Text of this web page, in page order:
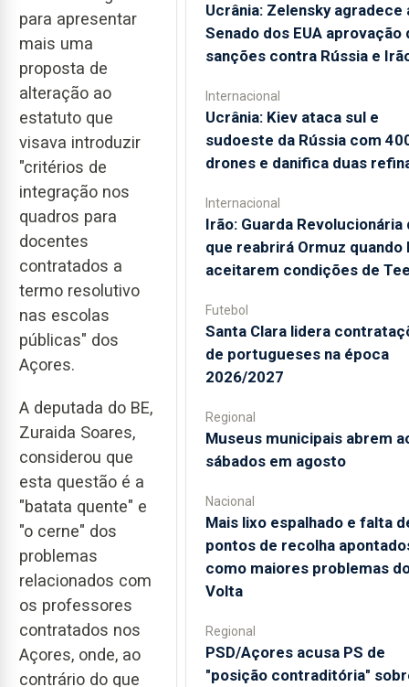
para apresentar
mais uma
proposta de
alteração ao
estatuto que
visava introduzir
"critérios de
integração nos
quadros para
docentes
contratados a
termo resolutivo
nas escolas
públicas" dos
Açores.
A deputada do BE,
Zuraida Soares,
considerou que
esta questão é a
"batata quente" e
"o cerne" dos
problemas
relacionados com
os professores
contratados nos
Açores, onde, ao
contrário do que
Ucrânia: Zelensky agradece
Senado dos EUA aprovação
sanções contra Rússia e
Internacional
Ucrânia: Kiev ataca sul e
sudoeste da Rússia com
drones e danifica duas
Internacional
Irão: Guarda Revolucionária
que reabrirá Ormuz quando
aceitarem condições de
Futebol
Santa Clara lidera
de portugueses na época
2026/2027
Regional
Museus municipais abrem
sábados em agosto
Nacional
Mais lixo espalhado e falta
pontos de recolha
como maiores problemas
Volta
Regional
PSD/Açores acusa PS de
"posição contraditória"